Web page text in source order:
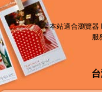
本站適合瀏覽器
服